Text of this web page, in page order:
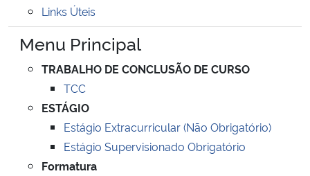
Ministério da Cidadania
Ministério da Saúde
Ministério de Minas e Energia
Ministério da Ciência, Tecnologia, Inovações e Comunicações
Ministério do Meio Ambiente
Links Úteis
Menu Principal
TRABALHO DE CONCLUSÃO DE CURSO
TCC
ESTÁGIO
Estágio Extracurricular (Não Obrigatório)
Estágio Supervisionado Obrigatório
Formatura